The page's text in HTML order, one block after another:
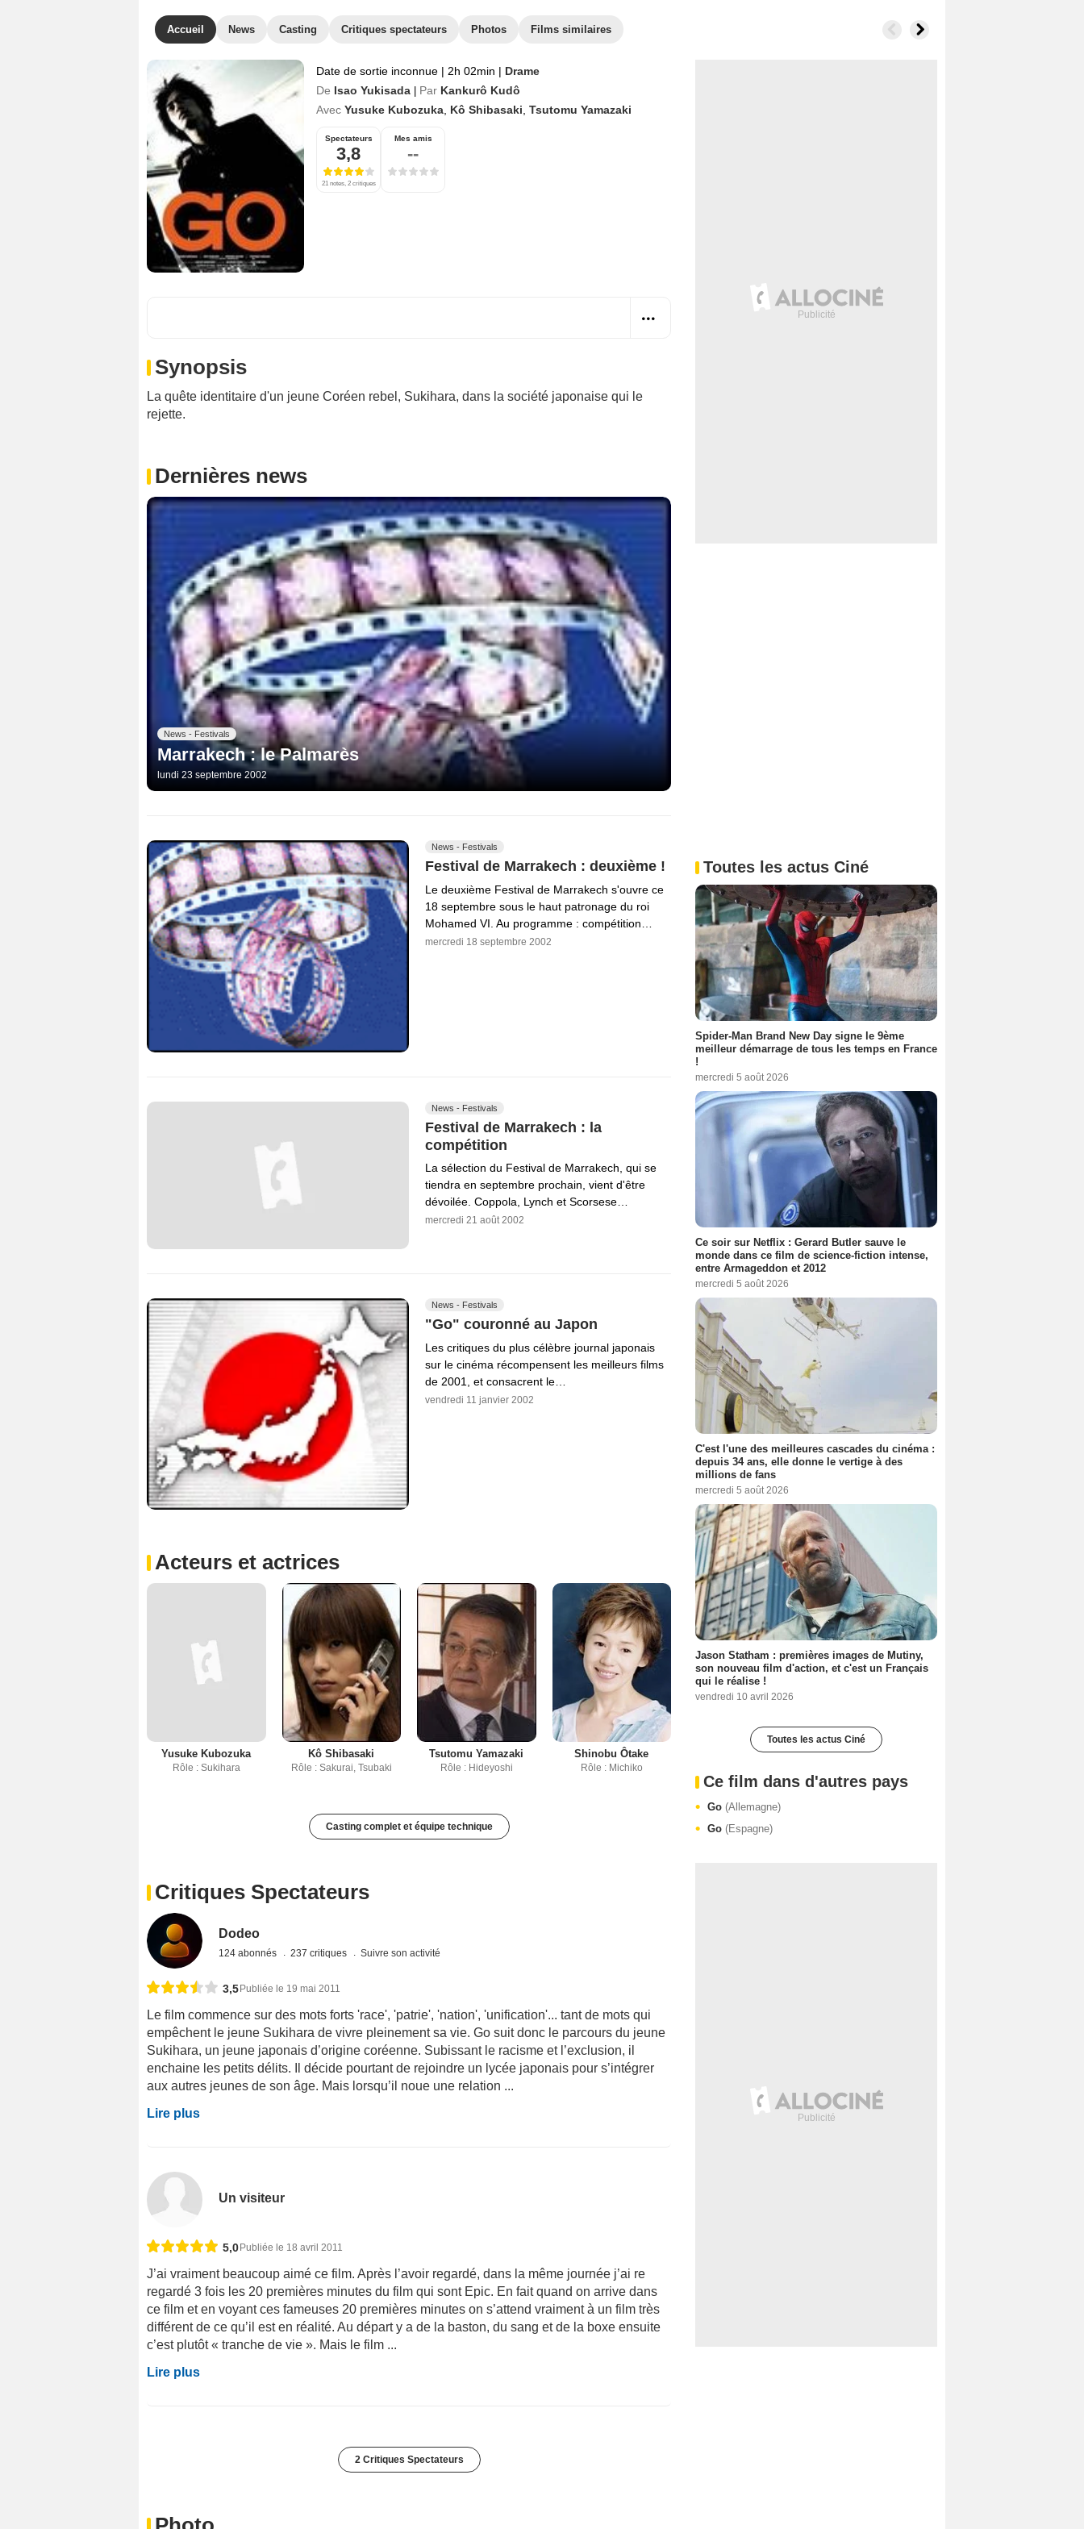
Accueil News Casting Critiques spectateurs Photos Films similaires
Date de sortie inconnue | 2h 02min | Drame
De Isao Yukisada Par Kankurô Kudô
Avec Yusuke Kubozuka Kô Shibasaki Tsutomu Yamazaki
Spectateurs
3,8
21 notes, 2 critiques
Mes amis
--
Synopsis
La quête identitaire d'un jeune Coréen rebel, Sukihara, dans la société japonaise qui le
rejette.
Dernières news
News - Festivals
Marrakech : le Palmarès
lundi 23 septembre 2002
News - Festivals
Festival de Marrakech : deuxième !
Le deuxième Festival de Marrakech s'ouvre ce
18 septembre sous le haut patronage du roi
Mohamed VI. Au programme : compétition…
mercredi 18 septembre 2002
News - Festivals
Festival de Marrakech : la
compétition
La sélection du Festival de Marrakech, qui se
tiendra en septembre prochain, vient d'être
dévoilée. Coppola, Lynch et Scorsese…
mercredi 21 août 2002
News - Festivals
"Go" couronné au Japon
Les critiques du plus célèbre journal japonais
sur le cinéma récompensent les meilleurs films
de 2001, et consacrent le…
vendredi 11 janvier 2002
Acteurs et actrices
Yusuke Kubozuka
Rôle : Sukihara
Kô Shibasaki
Rôle : Sakurai, Tsubaki
Tsutomu Yamazaki
Rôle : Hideyoshi
Shinobu Ôtake
Rôle : Michiko
Casting complet et équipe technique
Critiques Spectateurs
Dodeo
124 abonnés 237 critiques Suivre son activité
3,5 Publiée le 19 mai 2011
Le film commence sur des mots forts 'race', 'patrie', 'nation', 'unification'... tant de mots qui
empêchent le jeune Sukihara de vivre pleinement sa vie. Go suit donc le parcours du jeune
Sukihara, un jeune japonais d’origine coréenne. Subissant le racisme et l’exclusion, il
enchaine les petits délits. Il décide pourtant de rejoindre un lycée japonais pour s’intégrer
aux autres jeunes de son âge. Mais lorsqu’il noue une relation ...
Lire plus
Un visiteur
5,0 Publiée le 18 avril 2011
J’ai vraiment beaucoup aimé ce film. Après l’avoir regardé, dans la même journée j’ai re
regardé 3 fois les 20 premières minutes du film qui sont Epic. En fait quand on arrive dans
ce film et en voyant ces fameuses 20 premières minutes on s’attend vraiment à un film très
différent de ce qu’il est en réalité. Au départ y a de la baston, du sang et de la boxe ensuite
c’est plutôt « tranche de vie ». Mais le film ...
Lire plus
2 Critiques Spectateurs
Toutes les actus Ciné
Spider-Man Brand New Day signe le 9ème
meilleur démarrage de tous les temps en France
!
mercredi 5 août 2026
Ce soir sur Netflix : Gerard Butler sauve le
monde dans ce film de science-fiction intense,
entre Armageddon et 2012
mercredi 5 août 2026
C'est l'une des meilleures cascades du cinéma :
depuis 34 ans, elle donne le vertige à des
millions de fans
mercredi 5 août 2026
Jason Statham : premières images de Mutiny,
son nouveau film d'action, et c'est un Français
qui le réalise !
vendredi 10 avril 2026
Toutes les actus Ciné
Ce film dans d'autres pays
Go (Allemagne)
Go (Espagne)